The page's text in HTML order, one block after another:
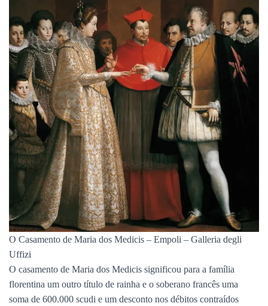
O Casamento de Maria dos Medicis – Empoli – Galleria degli
Uffizi
O casamento de Maria dos Medicis significou para a família
florentina um outro título de rainha e o soberano francês uma
soma de 600.000 scudi e um desconto nos débitos contraídos